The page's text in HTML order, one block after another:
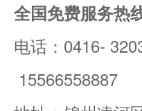
全国免费服务热
电话：0416-
15566558887